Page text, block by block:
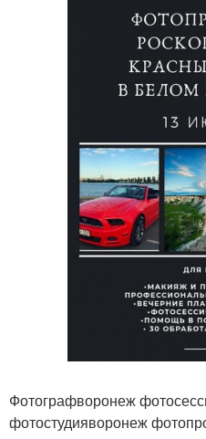
Фотографворонеж
фотостудияворонеж